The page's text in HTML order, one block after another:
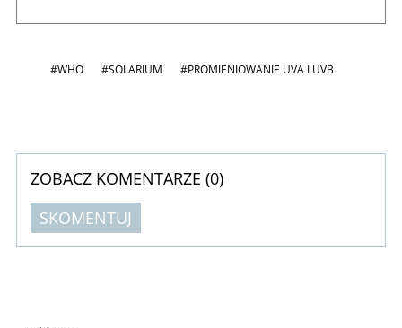
#WHO #SOLARIUM #PROMIENIOWANIE UVA I UVB
ZOBACZ KOMENTARZE (0)
SKOMENTUJ